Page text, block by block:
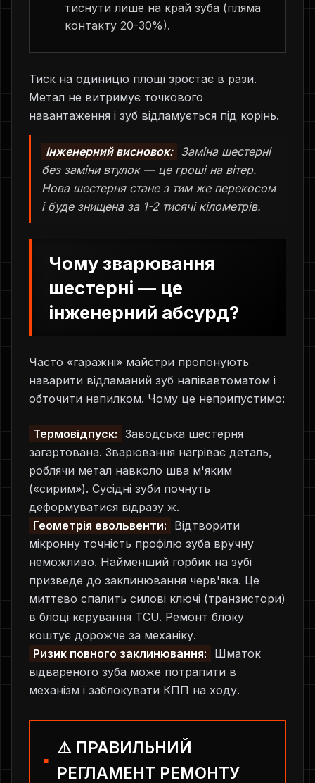
тиснути лише на край зуба (пляма
контакту 20-30%).
Тиск на одиницю площі зростає в рази.
Метал не витримує точкового
навантаження і зуб відламується під корінь.
Інженерний висновок: Заміна шестерні
без заміни втулок — це гроші на вітер.
Нова шестерня стане з тим же перекосом
і буде знищена за 1-2 тисячі кілометрів.
Чому зварювання
шестерні — це
інженерний абсурд?
Часто «гаражні» майстри пропонують
наварити відламаний зуб напівавтоматом і
обточити напилком. Чому це неприпустимо:
Термовідпуск: Заводська шестерня
загартована. Зварювання нагріває деталь,
роблячи метал навколо шва м'яким
(«сирим»). Сусідні зуби почнуть
деформуватися відразу ж.
Геометрія евольвенти:
Відтворити
мікронну точність профілю зуба вручну
неможливо. Найменший горбик на зубі
призведе до заклинювання черв'яка. Це
миттєво спалить силові ключі (транзистори)
в блоці керування TCU. Ремонт блоку
коштує дорожче за механіку.
Ризик повного заклинювання:
Шматок
відвареного зуба може потрапити в
механізм і заблокувати КПП на ходу.
⚠️ ПРАВИЛЬНИЙ
РЕГЛАМЕНТ РЕМОНТУ